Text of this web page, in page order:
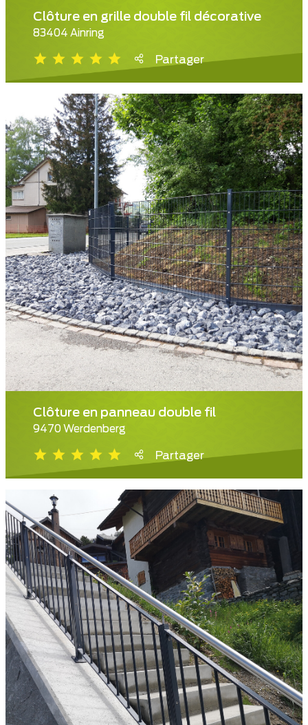
Clôture en grille double fil décorative
83404 Ainring
Partager
Clôture en panneau double fil
9470 Werdenberg
Partager